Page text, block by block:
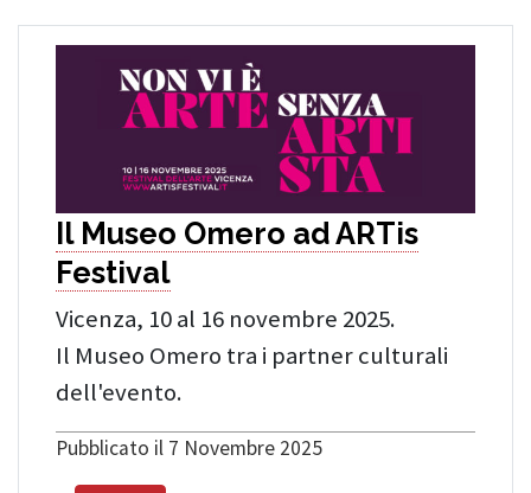
Il Museo Omero ad ARTis
Festival
Vicenza, 10 al 16 novembre 2025.
Il Museo Omero tra i partner culturali
dell'evento.
Pubblicato il 7 Novembre 2025